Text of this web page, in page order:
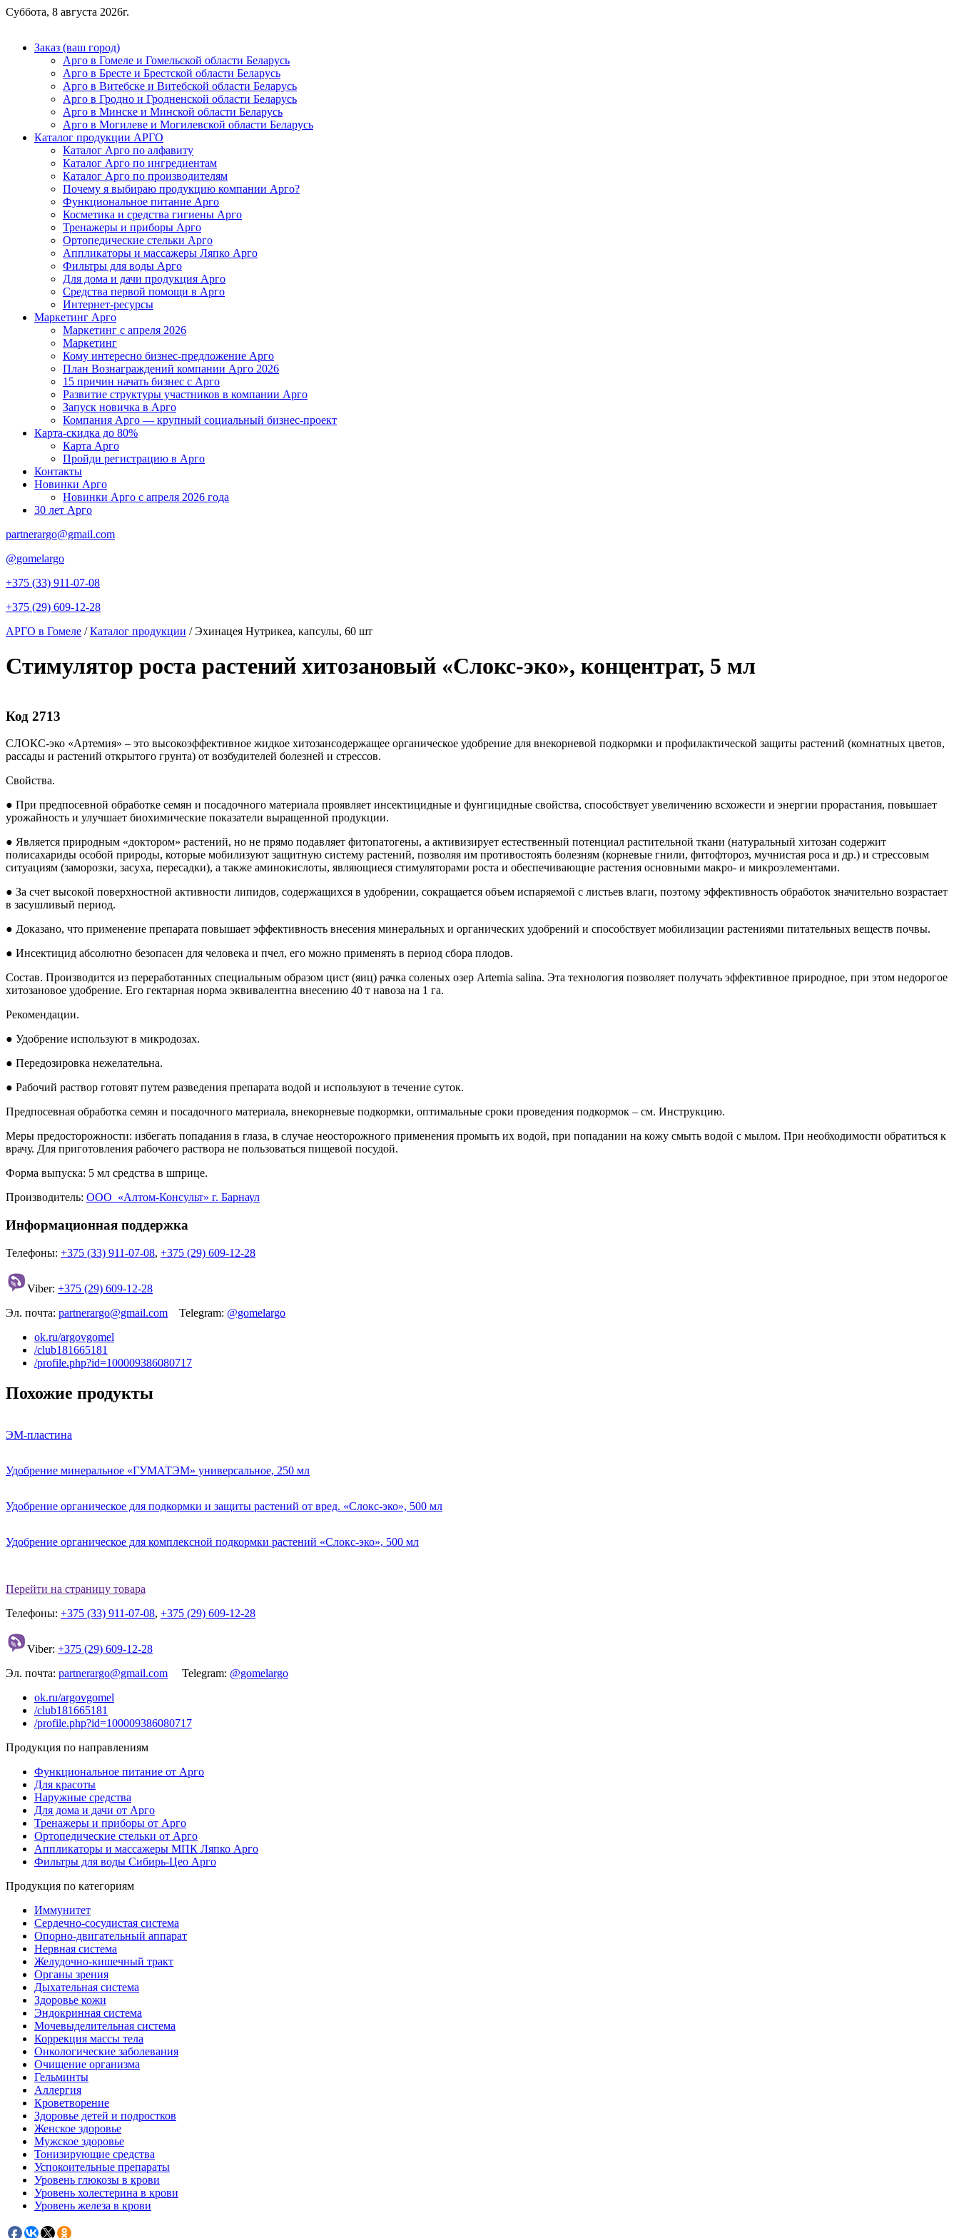
Суббота, 8 августа 2026г.
Заказ (ваш город)
Арго в Гомеле и Гомельской области Беларусь
Арго в Бресте и Брестской области Беларусь
Арго в Витебске и Витебской области Беларусь
Арго в Гродно и Гродненской области Беларусь
Арго в Минске и Минской области Беларусь
Арго в Могилеве и Могилевской области Беларусь
Каталог продукции АРГО
Каталог Арго по алфавиту
Каталог Арго по ингредиентам
Каталог Арго по производителям
Почему я выбираю продукцию компании Арго?
Функциональное питание Арго
Косметика и средства гигиены Арго
Тренажеры и приборы Арго
Ортопедические стельки Арго
Аппликаторы и массажеры Ляпко Арго
Фильтры для воды Арго
Для дома и дачи продукция Арго
Средства первой помощи в Арго
Интернет-ресурсы
Маркетинг Арго
Маркетинг с апреля 2026
Маркетинг
Кому интересно бизнес-предложение Арго
План Вознаграждений компании Арго 2026
15 причин начать бизнес с Арго
Развитие структуры участников в компании Арго
Запуск новичка в Арго
Компания Арго — крупный социальный бизнес-проект
Карта-скидка до 80%
Карта Арго
Пройди регистрацию в Арго
Контакты
Новинки Арго
Новинки Арго с апреля 2026 года
30 лет Арго
partnerargo@gmail.com
@gomelargo
+375 (33) 911-07-08
+375 (29) 609-12-28
АРГО в Гомеле /Каталог продукции /Эхинацея Нутрикеа, капсулы, 60 шт
Стимулятор роста растений хитозановый «Слокс-эко», концентрат, 5 мл
Код 2713
СЛОКС-эко «Артемия» – это высокоэффективное жидкое хитозансодер­жащее органическое удобрение для внекорневой подкормки и профилактиче­ской защиты растений (комнатных цветов,
рассады и растений открытого грунта) от возбудителей болезней и стрессов.
Свойства.
● При предпосевной обработке се­мян и посадочного материала про­являет инсектицидные и фунги­цидные свойства, способствует увеличению всхожести и энергии прорастания, повышает
урожай­ность и улучшает биохимические показатели выращенной продук­ции.
● Является природным «доктором» растений, но не прямо подавляет фитопатогены, а активизирует ес­тественный потенциал раститель­ной ткани (натуральный хитозан содержит
полисахариды особой природы, которые мобилизуют за­щитную систему растений, позво­ляя им противостоять болезням (корневые гнили, фитофтороз, мучнистая роса и др.) и стрессо­вым
ситуациям (заморозки, засуха, пересадки), а также аминокислоты, являющиеся стимуляторами роста и обеспечивающие растения ос­новными макро- и микроэлемен­тами.
● За счет высокой поверхностной ак­тивности липидов, содержащихся в удобрении, сокращается объем испаряемой с листьев влаги, по­этому эффективность обработок значительно возрастает
в засуш­ливый период.
● Доказано, что применение препа­рата повышает эффективность внесения минеральных и органи­ческих удобрений и способствует мобилизации растениями пита­тельных веществ почвы.
● Инсектицид абсолютно безопасен для человека и пчел, его можно применять в период сбора плодов.
Состав. Производится из перера­ботанных специальным образом цист (яиц) рачка соленых озер Artemia salina. Эта технология позволяет по­лучать эффективное природное, при этом недорогое
хитозановое удобре­ние. Его гектарная норма эквивалент­на внесению 40 т навоза на 1 га.
Рекомендации.
● Удобрение используют в микродо­зах.
● Передозировка нежелательна.
● Рабочий раствор готовят путем разведения препарата водой и ис­пользуют в течение суток.
Предпосевная обработка семян и посадочного материала, внекорневые подкормки, оптимальные сроки про­ведения подкормок – см. Инструкцию.
Меры предосторожности: избегать попадания в глаза, в случае неосто­рожного применения промыть их во­дой, при попадании на кожу смыть водой с мылом. При необходимости обратиться к
врачу. Для приготовле­ния рабочего раствора не пользо­ваться пищевой посудой.
Форма выпуска: 5 мл средства в шприце.
Производитель: ООО «Алтом-Консульт» г. Барнаул
Информационная поддержка
Телефоны: +375 (33) 911-07-08, +375 (29) 609-12-28
Viber: +375 (29) 609-12-28
Эл. почта: partnerargo@gmail.com Telegram: @gomelargo
ok.ru/argovgomel
/club181665181
/profile.php?id=100009386080717
Похожие продукты
ЭМ-пластина
Удобрение минеральное «ГУМАТЭМ» универсальное, 250 мл
Удобрение органическое для подкормки и защиты растений от вред. «Слокс-эко», 500 мл
Удобрение органическое для комплексной подкормки растений «Слокс-эко», 500 мл
Перейти на страницу товара
Телефоны: +375 (33) 911-07-08, +375 (29) 609-12-28
Viber: +375 (29) 609-12-28
Эл. почта: partnerargo@gmail.com Telegram: @gomelargo
ok.ru/argovgomel
/club181665181
/profile.php?id=100009386080717
Продукция по направлениям
Функциональное питание от Арго
Для красоты
Наружные средства
Для дома и дачи от Арго
Тренажеры и приборы от Арго
Ортопедические стельки от Арго
Аппликаторы и массажеры МПК Ляпко Арго
Фильтры для воды Сибирь-Цео Арго
Продукция по категориям
Иммунитет
Сердечно-сосудистая система
Опорно-двигательный аппарат
Нервная система
Желудочно-кишечный тракт
Органы зрения
Дыхательная система
Здоровье кожи
Эндокринная система
Мочевыделительная система
Коррекция массы тела
Онкологические заболевания
Очищение организма
Гельминты
Аллергия
Кроветворение
Здоровье детей и подростков
Женское здоровье
Мужское здоровье
Тонизирующие средства
Успокоительные препараты
Уровень глюкозы в крови
Уровень холестерина в крови
Уровень железа в крови